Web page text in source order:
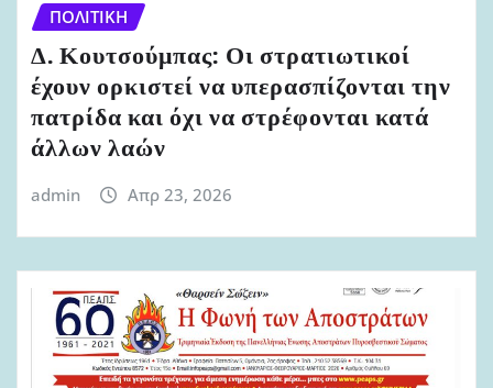
ΠΟΛΙΤΙΚΉ
Δ. Κουτσούμπας: Οι στρατιωτικοί
έχουν ορκιστεί να υπερασπίζονται την
πατρίδα και όχι να στρέφονται κατά
άλλων λαών
admin Απρ 23, 2026